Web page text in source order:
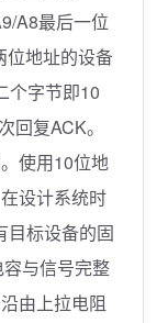
A8最后一位
位地址的设备
个字节即10
回复ACK。
使用10位地
设计系统时
目标设备的固
与信号完整
由上拉电阻